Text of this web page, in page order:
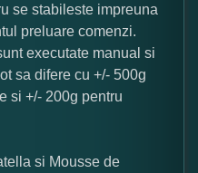
se stabileste impreuna
preluare comenzi.
executate manual si
sa difere cu +/- 500g
si +/- 200g pentru
si Mousse de